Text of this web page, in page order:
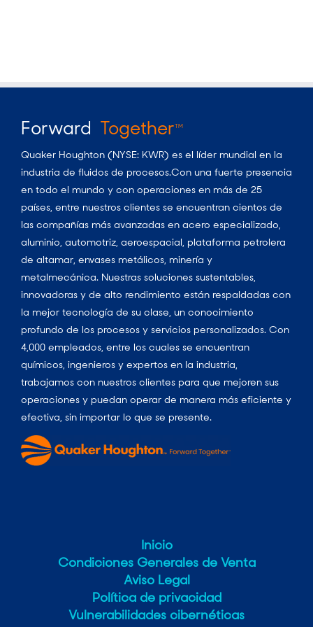
Forward TogetherTM
Quaker Houghton (NYSE: KWR) es el líder mundial en la
industria de fluidos de procesos.Con una fuerte presencia
en todo el mundo y con operaciones en más de 25
países, entre nuestros clientes se encuentran cientos de
las compañías más avanzadas en acero especializado,
aluminio, automotriz, aeroespacial, plataforma petrolera
de altamar, envases metálicos, minería y
metalmecánica. Nuestras soluciones sustentables,
innovadoras y de alto rendimiento están respaldadas con
la mejor tecnología de su clase, un conocimiento
profundo de los procesos y servicios personalizados. Con
4,000 empleados, entre los cuales se encuentran
químicos, ingenieros y expertos en la industria,
trabajamos con nuestros clientes para que mejoren sus
operaciones y puedan operar de manera más eficiente y
efectiva, sin importar lo que se presente.
Inicio
Condiciones Generales de Venta
Aviso Legal
Política de privacidad
Vulnerabilidades cibernéticas